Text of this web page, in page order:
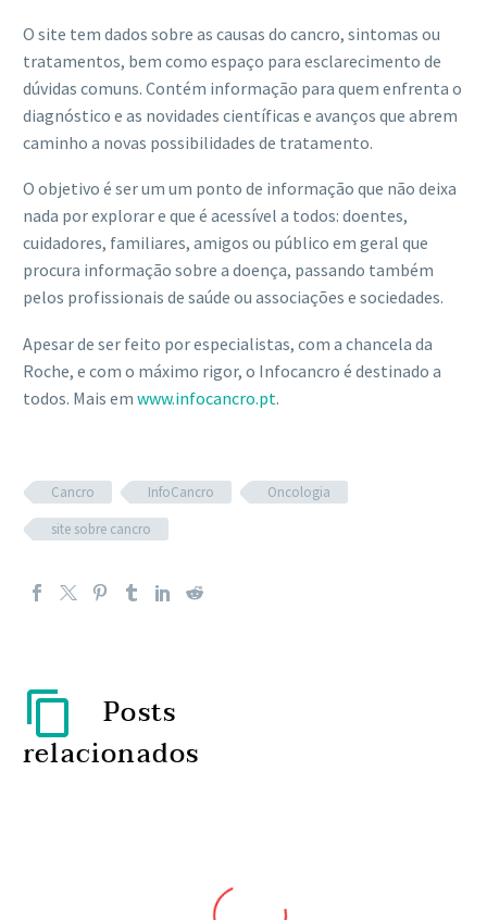
O site tem dados sobre as causas do cancro, sintomas ou
tratamentos, bem como espaço para esclarecimento de
dúvidas comuns. Contém informação para quem enfrenta o
diagnóstico e as novidades científicas e avanços que abrem
caminho a novas possibilidades de tratamento.
O objetivo é ser um um ponto de informação que não deixa
nada por explorar e que é acessível a todos: doentes,
cuidadores, familiares, amigos ou público em geral que
procura informação sobre a doença, passando também
pelos profissionais de saúde ou associações e sociedades.
Apesar de ser feito por especialistas, com a chancela da
Roche, e com o máximo rigor, o Infocancro é destinado a
todos. Mais em www.infocancro.pt.
Cancro InfoCancro
Oncologia
site sobre cancro
Posts
relacionados